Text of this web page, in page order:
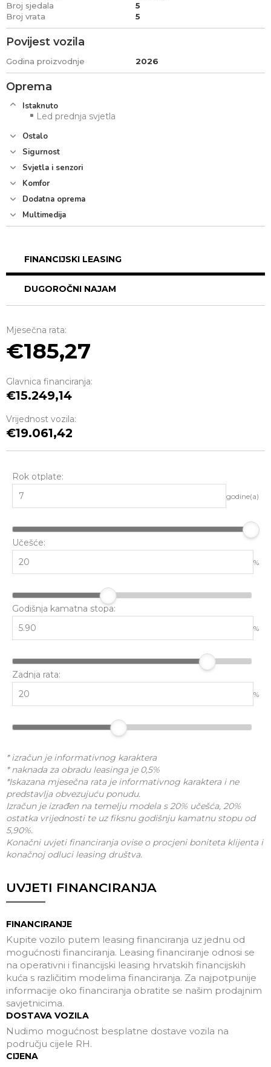
Broj sjedala
5
Broj vrata
5
Povijest vozila
Godina proizvodnje 2026
Oprema
Istaknuto
Led prednja svjetla
Ostalo
Sigurnost
Svjetla i senzori
Komfor
Dodatna oprema
Multimedija
FINANCIJSKI LEASING
DUGOROČNI NAJAM
Mjesečna rata:
185,27
Glavnica financiranja:
15.249,14
Vrijednost vozila:
19.061,42
Rok otplate:
godine(a)
Učešće:
%
Godišnja kamatna stopa:
%
Zadnja rata:
%
* izračun je informativnog karaktera
* naknada za obradu leasinga je 0,5%
*Iskazana mjesečna rata je informativnog karaktera i ne
predstavlja obvezujuću ponudu.
Izračun je izrađen na temelju modela s 20% učešća, 20%
ostatka vrijednosti te uz fiksnu godišnju kamatnu stopu od
5,90%.
Konačni uvjeti financiranja ovise o procjeni boniteta klijenta i
konačnoj odluci leasing društva.
UVJETI FINANCIRANJA
FINANCIRANJE
Kupite vozilo putem leasing financiranja uz jednu od
mogućnosti financiranja. Leasing financiranje odnosi se
na operativni i financijski leasing hrvatskih financijskih
kuća s različitim modelima financiranja. Za najpotpunije
informacije oko financiranja obratite se našim prodajnim
savjetnicima.
DOSTAVA VOZILA
Nudimo mogućnost besplatne dostave vozila na
području cijele RH.
CIJENA